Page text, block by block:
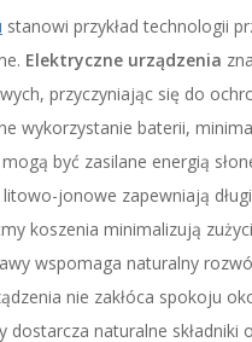
stanowi przykład technologii
Elektryczne urządzenia
przyczyniając się do
wykorzystanie baterii,
być zasilane energią
jonowe zapewniają
koszenia minimalizują
wspomaga naturalny
nie zakłóca spokoju
naturalne składniki